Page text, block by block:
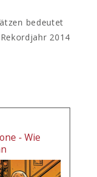
bedeutet
2014
- Wie